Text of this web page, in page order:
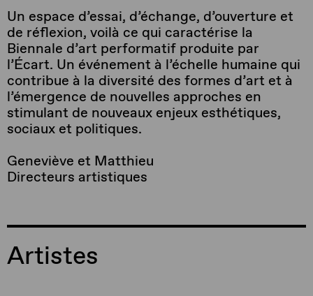
Un espace d’essai, d’échange, d’ouverture et
de réflexion, voilà ce qui caractérise la
Biennale d’art performatif produite par
l’Écart. Un événement à l’échelle humaine qui
contribue à la diversité des formes d’art et à
l’émergence de nouvelles approches en
stimulant de nouveaux enjeux esthétiques,
sociaux et politiques.
Geneviève et Matthieu
Directeurs artistiques
Artistes